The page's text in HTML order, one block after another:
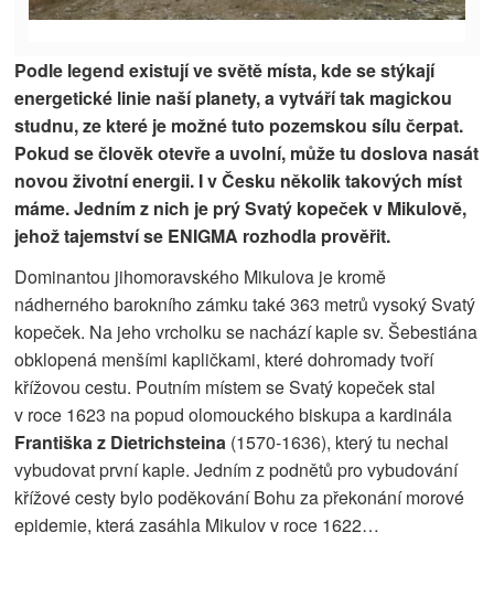
Podle legend existují ve světě místa, kde se stýkají
energetické linie naší planety, a vytváří tak magickou
studnu, ze které je možné tuto pozemskou sílu čerpat.
Pokud se člověk otevře a uvolní, může tu doslova nasát
novou životní energii. I v Česku několik takových míst
máme. Jedním z nich je prý Svatý kopeček v Mikulově,
jehož tajemství se ENIGMA rozhodla prověřit.
Dominantou jihomoravského Mikulova je kromě
nádherného barokního zámku také 363 metrů vysoký Svatý
kopeček. Na jeho vrcholku se nachází kaple sv. Šebestiána
obklopená menšími kapličkami, které dohromady tvoří
křížovou cestu. Poutním místem se Svatý kopeček stal
v roce 1623 na popud olomouckého biskupa a kardinála
Františka z Dietrichsteina (1570-1636), který tu nechal
vybudovat první kaple. Jedním z podnětů pro vybudování
křížové cesty bylo poděkování Bohu za překonání morové
epidemie, která zasáhla Mikulov v roce 1622…